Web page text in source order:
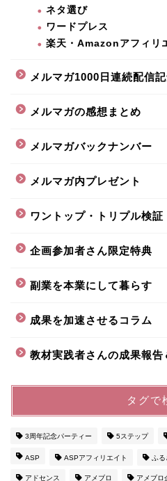
ネタ選び
ワードプレス
楽天・Amazonアフィリ
メルマガ1000日連続配信
メルマガの感想まとめ
メルマガバックナンバー
メルマガ内プレゼント
ワントップ・トリプル検証
企画参加者さん限定特典
副業を本業にして暮らす
成果を加速させるコラム
教材実践者さんの成果報告
タグで
3周年記念パーティー 5ステップ
ASP ASPアフィリエイト ふ
アドセンス アメブロ アメブロ